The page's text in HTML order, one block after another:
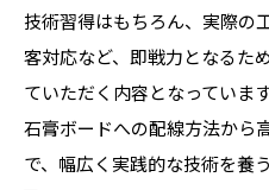
技術習得はもちろん、実際の
客対応など、即戦力となるた
ていただく内容となっています
石膏ボードへの配線方法から
で、幅広く実践的な技術を養